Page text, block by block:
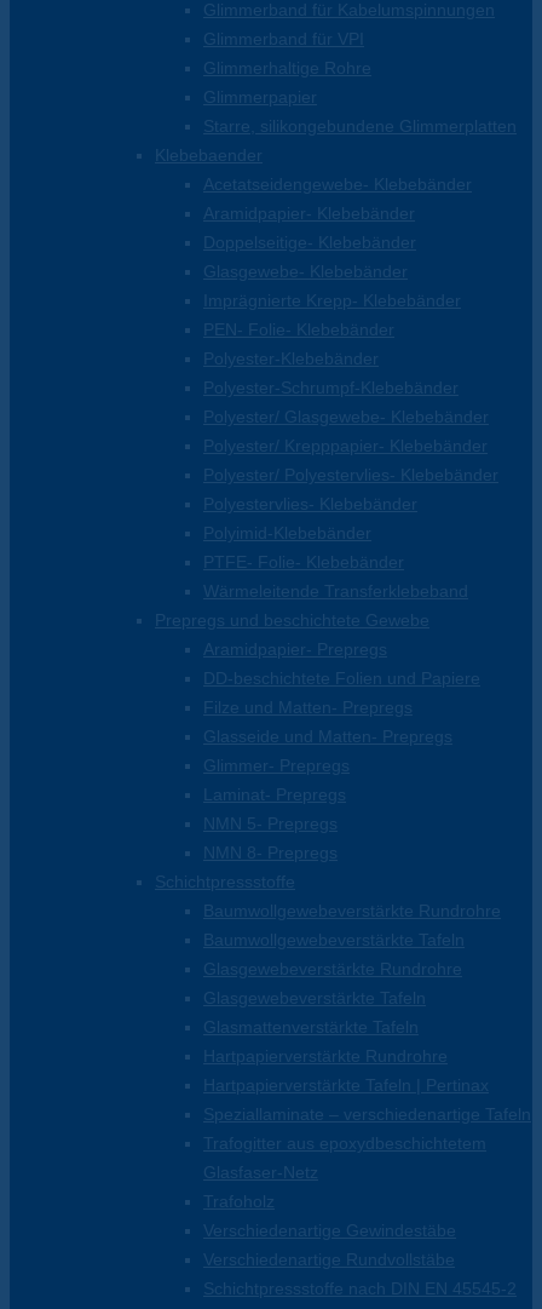
Glimmerband für Kabelumspinnungen
Glimmerband für VPI
Glimmerhaltige Rohre
Glimmerpapier
Starre, silikongebundene Glimmerplatten
Klebebaender
Acetatseidengewebe- Klebebänder
Aramidpapier- Klebebänder
Doppelseitige- Klebebänder
Glasgewebe- Klebebänder
Imprägnierte Krepp- Klebebänder
PEN- Folie- Klebebänder
Polyester-Klebebänder
Polyester-Schrumpf-Klebebänder
Polyester/ Glasgewebe- Klebebänder
Polyester/ Krepppapier- Klebebänder
Polyester/ Polyestervlies- Klebebänder
Polyestervlies- Klebebänder
Polyimid-Klebebänder
PTFE- Folie- Klebebänder
Wärmeleitende Transferklebeband
Prepregs und beschichtete Gewebe
Aramidpapier- Prepregs
DD-beschichtete Folien und Papiere
Filze und Matten- Prepregs
Glasseide und Matten- Prepregs
Glimmer- Prepregs
Laminat- Prepregs
NMN 5- Prepregs
NMN 8- Prepregs
Schichtpressstoffe
Baumwollgewebeverstärkte Rundrohre
Baumwollgewebeverstärkte Tafeln
Glasgewebeverstärkte Rundrohre
Glasgewebeverstärkte Tafeln
Glasmattenverstärkte Tafeln
Hartpapierverstärkte Rundrohre
Hartpapierverstärkte Tafeln | Pertinax
Speziallaminate – verschiedenartige Tafeln
Trafogitter aus epoxydbeschichtetem
Glasfaser-Netz
Trafoholz
Verschiedenartige Gewindestäbe
Verschiedenartige Rundvollstäbe
Schichtpressstoffe nach DIN EN 45545-2